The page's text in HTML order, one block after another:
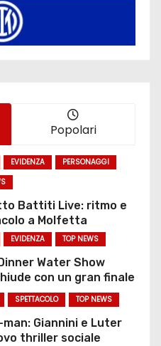
Popolari
EVIDENZA
PERSONAGGI
Battiti Live: ritmo e
a Molfetta
EVIDENZA TOP NEWS
Water Show
con un gran finale
SPETTACOLO TOP NEWS
Giannini e Luter
thriller sociale